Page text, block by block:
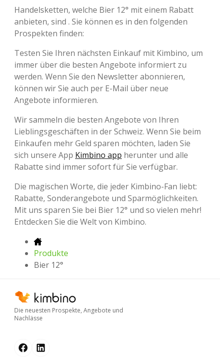
Handelsketten, welche Bier 12° mit einem Rabatt
anbieten, sind . Sie können es in den folgenden
Prospekten finden:
Testen Sie Ihren nächsten Einkauf mit Kimbino, um
immer über die besten Angebote informiert zu
werden. Wenn Sie den Newsletter abonnieren,
können wir Sie auch per E-Mail über neue
Angebote informieren.
Wir sammeln die besten Angebote von Ihren
Lieblingsgeschäften in der Schweiz. Wenn Sie beim
Einkaufen mehr Geld sparen möchten, laden Sie
sich unsere App Kimbino app herunter und alle
Rabatte sind immer sofort für Sie verfügbar.
Die magischen Worte, die jeder Kimbino-Fan liebt:
Rabatte, Sonderangebote und Sparmöglichkeiten.
Mit uns sparen Sie bei Bier 12° und so vielen mehr!
Entdecken Sie die Welt von Kimbino.
Produkte
Bier 12°
Die neuesten Prospekte, Angebote und
Nachlässe